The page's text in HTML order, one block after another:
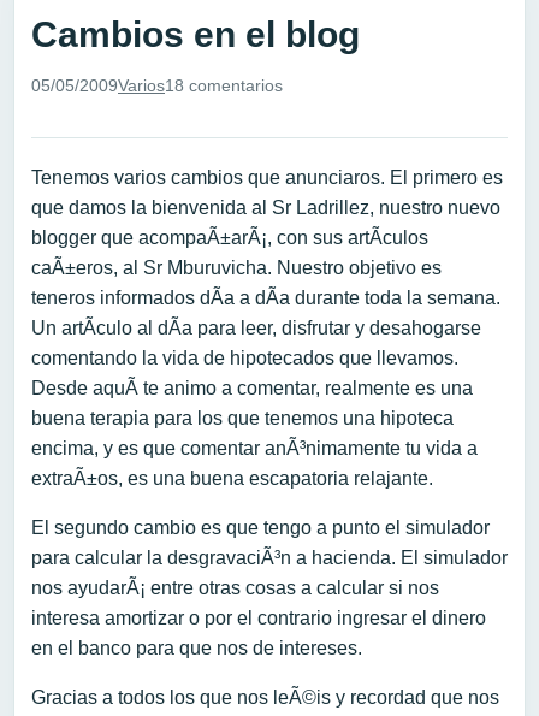
Cambios en el blog
05/05/2009Varios18 comentarios
Tenemos varios cambios que anunciaros. El primero es
que damos la bienvenida al Sr Ladrillez, nuestro nuevo
blogger que acompaÃ±arÃ¡, con sus artÃ­culos
caÃ±eros, al Sr Mburuvicha. Nuestro objetivo es
teneros informados dÃ­a a dÃ­a durante toda la semana.
Un artÃ­culo al dÃ­a para leer, disfrutar y desahogarse
comentando la vida de hipotecados que llevamos.
Desde aquÃ­ te animo a comentar, realmente es una
buena terapia para los que tenemos una hipoteca
encima, y es que comentar anÃ³nimamente tu vida a
extraÃ±os, es una buena escapatoria relajante.
El segundo cambio es que tengo a punto el simulador
para calcular la desgravaciÃ³n a hacienda. El simulador
nos ayudarÃ¡ entre otras cosas a calcular si nos
interesa amortizar o por el contrario ingresar el dinero
en el banco para que nos de intereses.
Gracias a todos los que nos leÃ©is y recordad que nos